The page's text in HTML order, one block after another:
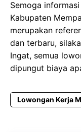
Semoga
Kabupaten
merupakan
dan terbaru,
Ingat, semua
dipungut biaya
Lowongan Kerja